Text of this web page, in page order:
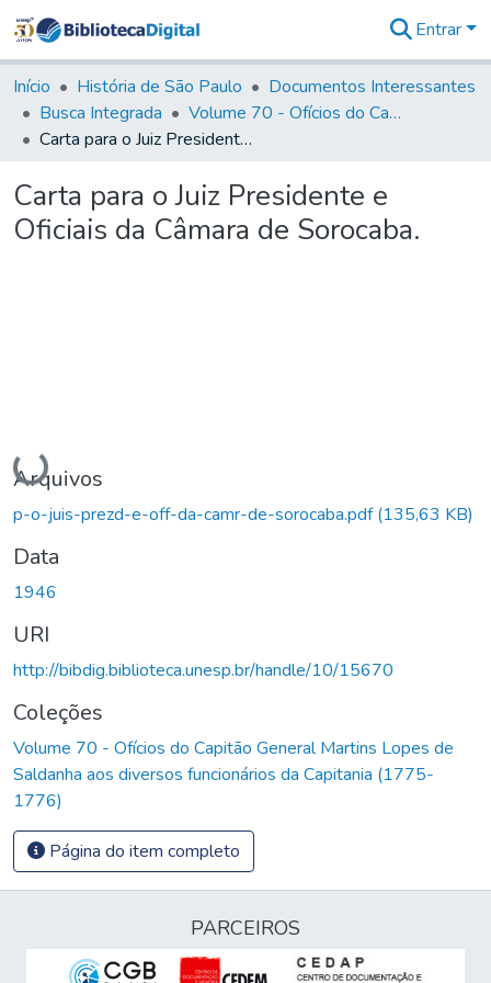
&
Coleções
Tudo na
Biblioteca
Estatísticas
Entrar
Início História de São Paulo
Documentos Interessantes
Busca Integrada
Volume 70 - Ofícios do Capitão General Martins Lopes de Saldanha aos diversos funcionários da Capitania (1775-1776)
Carta para o Juiz Presidente e Oficiais da Câmara de Sorocaba.
Carta para o Juiz Presidente e
Oficiais da Câmara de Sorocaba.
Carregando...
Arquivos
p-o-juis-prezd-e-off-da-camr-de-sorocaba.pdf(135,63 KB)
Data
1946
URI
http://bibdig.biblioteca.unesp.br/handle/10/15670
Coleções
Volume 70 - Ofícios do Capitão General Martins Lopes de
Saldanha aos diversos funcionários da Capitania (1775-
1776)
Página do item completo
PARCEIROS